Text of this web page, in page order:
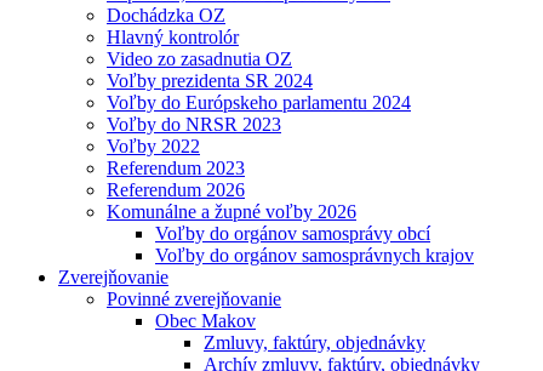
Dochádzka OZ
Hlavný kontrolór
Video zo zasadnutia OZ
Voľby prezidenta SR 2024
Voľby do Európskeho parlamentu 2024
Voľby do NRSR 2023
Voľby 2022
Referendum 2023
Referendum 2026
Komunálne a župné voľby 2026
Voľby do orgánov samosprávy obcí
Voľby do orgánov samosprávnych krajov
Zverejňovanie
Povinné zverejňovanie
Obec Makov
Zmluvy, faktúry, objednávky
Archív zmluvy, faktúry, objednávky